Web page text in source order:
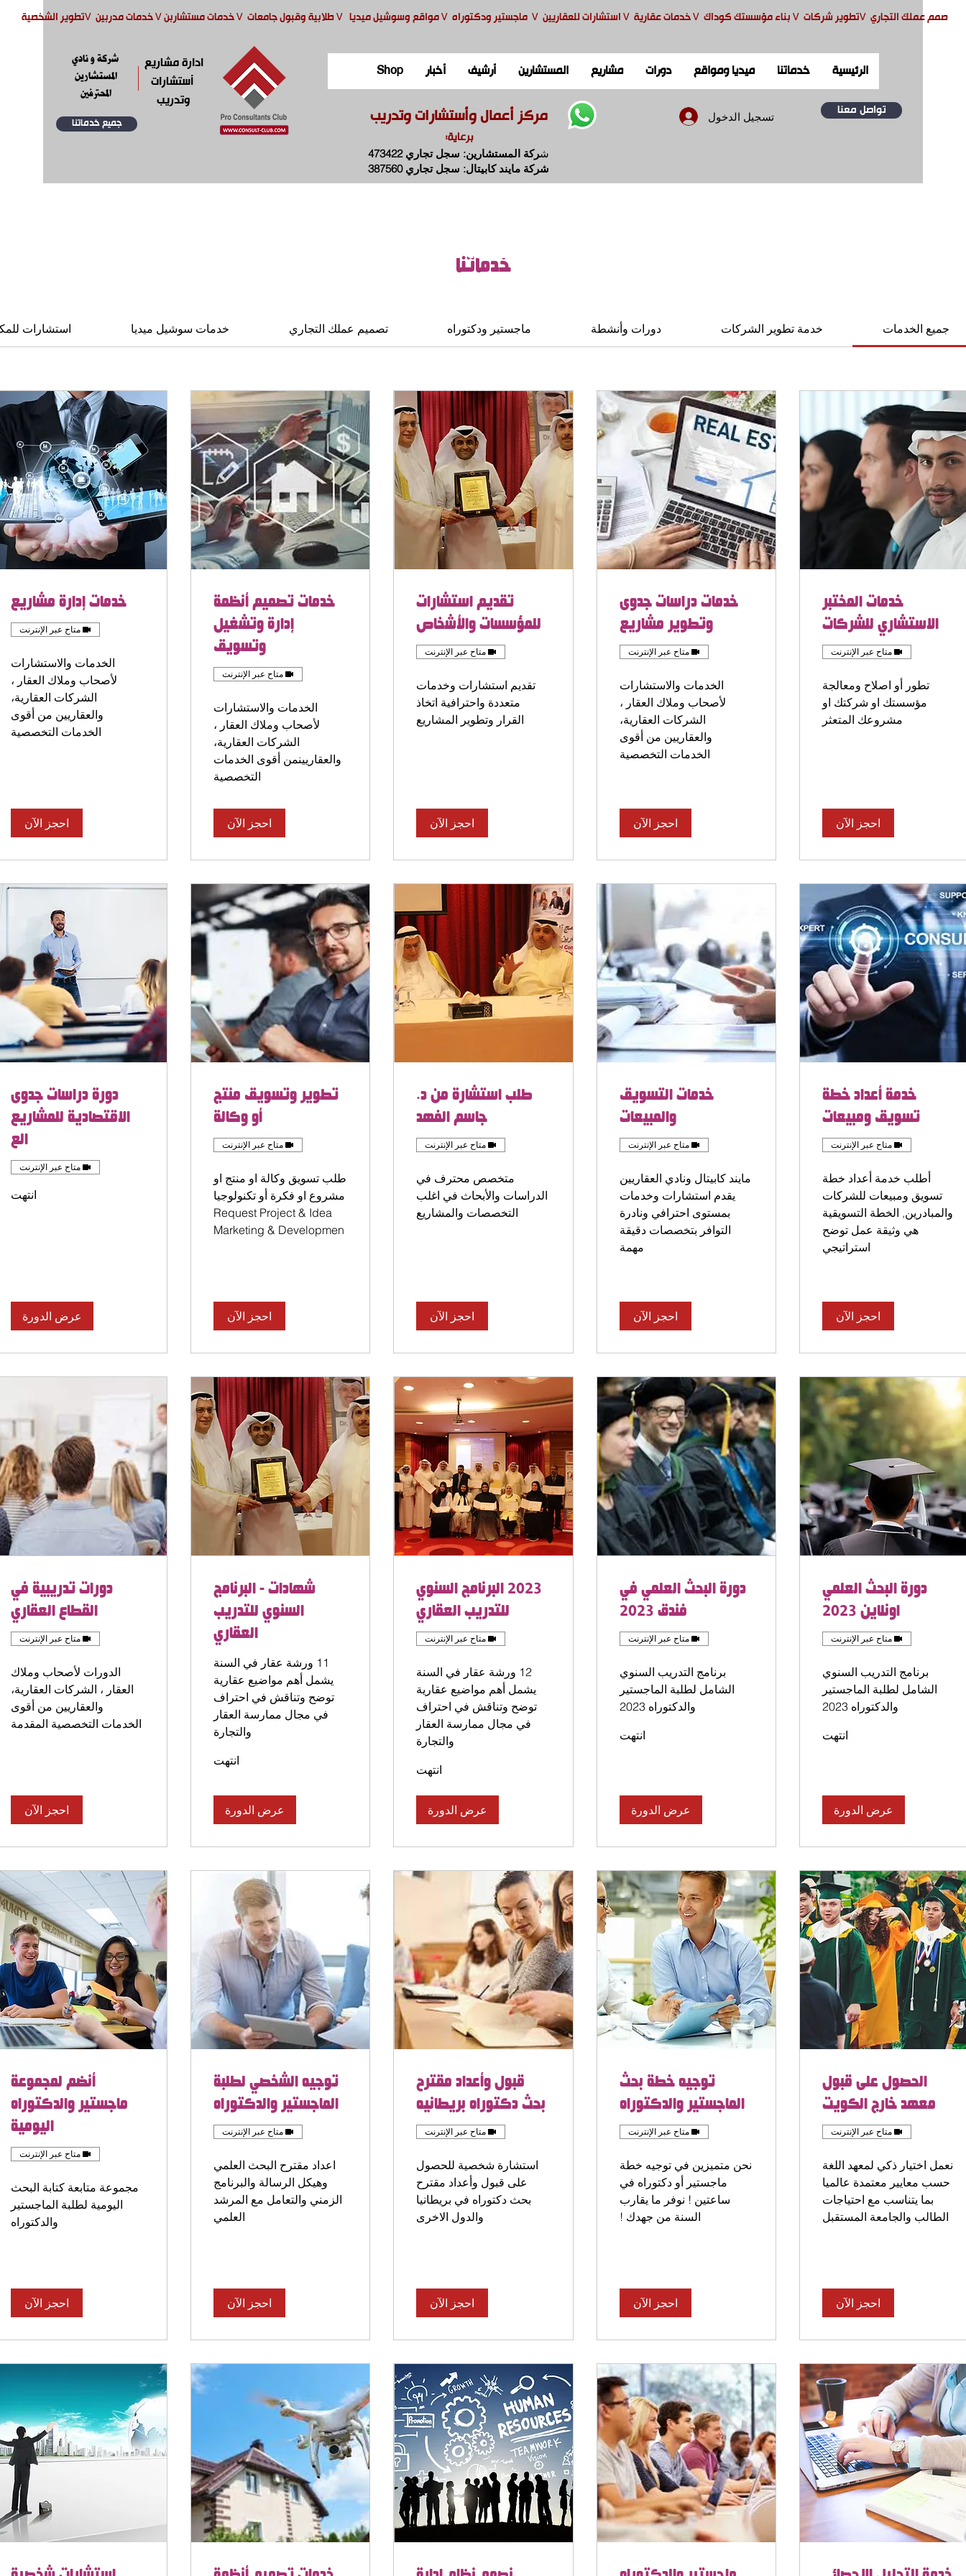
صمم عملك التجاري تطوير شركات بناء مؤسستك كوداك خدمات عقارية استشارات للعقاريين ماجستير ودكتوراه مواقع وسوشيل ميديا طلابية وقبول جامعات خدمات مستشاربن خدمات مدربين تطوير الشخصية
شركة و نادي
المستشارين
المحترفين
ادارة مشاريع
وتدريب
جميع خدماتنا
Shop أخبار أرشيف المستشارين مشاريع دورات ميديا ومواقع خدماتنا الرئيسية
مركز أعمال وأستشارات وتدريب
برعاية:
شركة المستشارين: سجل تجاري 473422
شركة مايند كابيتال: سجل تجاري 387560
تسجيل الدخول تواصل معنا
خدماتنا
جميع الخدمات خدمة تطوير الشركات دورات وأنشطة ماجستير ودكتوراه تصميم عملك التجاري خدمات سوشيل ميديا استشارات
خدمات المختبر
الاستشاري للشركات
متاح عبر الإنترنت
تطور أو اصلاح ومعالجة
مؤسستك او شركتك او
مشروعك المتعثر
احجز الآن
خدمات دراسات جدوى
وتطوير مشاريع
متاح عبر الإنترنت
الخدمات والاستشارات
لأصحاب وملاك العقار ،
الشركات العقارية،
والعقاريين من أقوى
الخدمات التخصصية
احجز الآن
تقديم استشارات
للمؤسسات والأشخاص
متاح عبر الإنترنت
تقديم استشارات وخدمات
متعددة واحترافية اتخاذ
القرار وتطوير المشاريع
احجز الآن
خدمات تصميم أنظمة
إدارة وتشغيل
وتسويق
متاح عبر الإنترنت
الخدمات والاستشارات
لأصحاب وملاك العقار ،
الشركات العقارية،
والعقاريينمن أقوى الخدمات
التخصصية
احجز الآن
خدمات إدارة مشاريع
متاح عبر الإنترنت
الخدمات والاستشارات
لأصحاب وملاك العقار ،
الشركات العقارية،
والعقاريين من أقوى
الخدمات التخصصية
احجز الآن
خدمة أعداد خطة
تسويق ومبيعات
متاح عبر الإنترنت
أطلب خدمة أعداد خطة
تسويق ومبيعات للشركات
والمبادرين, الخطة التسويقية
هي وثيقة عمل توضح
استراتيجي
احجز الآن
خدمات التسويق
والمبيعات
متاح عبر الإنترنت
مايند كابيتال ونادي العقاريين
يقدم استشارات وخدمات
بمستوى احترافي ونادرة
التوافر بتخصصات دقيقة
مهمة
احجز الآن
طلب استشارة من د.
جاسم الفهد
متاح عبر الإنترنت
متخصص محترف في
الدراسات والأبحاث في اغلب
التخصصات والمشاريع
احجز الآن
تطوير وتسويق منتج
أو وكالة
متاح عبر الإنترنت
طلب تسويق وكالة او منتج او
مشروع او فكرة أو تكنولوجيا
Request Project & Idea
Marketing & Developmen
احجز الآن
دورة دراسات جدوى
الاقتصادية للمشاريع
الع
متاح عبر الإنترنت
انتهت
عرض الدورة
دورة البحث العلمي
اونلاين 2023
متاح عبر الإنترنت
برنامج التدريب السنوي
الشامل لطلبة الماجستير
والدكتوراه 2023
انتهت
عرض الدورة
دورة البحث العلمي في
فندق 2023
متاح عبر الإنترنت
برنامج التدريب السنوي
الشامل لطلبة الماجستير
والدكتوراه 2023
انتهت
عرض الدورة
2023 البرنامج السنوي
للتدريب العقاري
متاح عبر الإنترنت
12 ورشة عقار في السنة
يشمل أهم مواضيع عقارية
توضح وتناقش في احتراف
في مجال ممارسة العقار
والتجارة
انتهت
عرض الدورة
شهادات - البرنامج
السنوي للتدريب
العقاري
11 ورشة عقار في السنة
يشمل أهم مواضيع عقارية
توضح وتناقش في احتراف
في مجال ممارسة العقار
والتجارة
انتهت
عرض الدورة
دورات تدريبية في
القطاع العقاري
متاح عبر الإنترنت
الدورات لأصحاب وملاك
العقار ، الشركات العقارية،
والعقاريين من أقوى
الخدمات التخصصية المقدمة
احجز الآن
الحصول على قبول
معهد خارج الكويت
متاح عبر الإنترنت
نعمل اختيار ذكي لمعهد اللغة
حسب معايير معتمدة عالميا
بما يتناسب مع احتياجات
الطالب والجامعة المستقبل
احجز الآن
توجيه خطة بحث
الماجستير والدكتوراه
متاح عبر الإنترنت
نحن متميزين في توجيه خطة
ماجستير أو دكتوراه في
ساعتين ! نوفر ما يقارب
السنة من جهدك !
احجز الآن
قبول وأعداد مقترح
بحث دكتوراه بريطانيه
متاح عبر الإنترنت
استشارة شخصية للحصول
على قبول وأعداد مقترح
بحث دكتوراه في بريطانيا
والدول الاخرى
احجز الآن
توجيه الشخصي لطلبة
الماجستير والدكتوراه
متاح عبر الإنترنت
اعداد مقترح البحث العلمي
وهيكل الرسالة والبرنامج
الزمني والتعامل مع المرشد
العلمي
احجز الآن
أنضم لمجموعة
ماجستير والدكتوراه
اليومية
متاح عبر الإنترنت
مجموعة متابعة كتابة البحث
اليومية لطلبة الماجستير
والدكتوراه
احجز الآن
خدماتنا